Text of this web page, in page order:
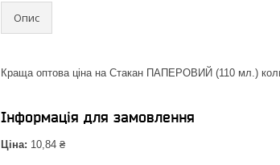
Опис
Краща оптова ціна на Стакан ПАПЕРОВИЙ (110 мл.)
Інформація для замовлення
Ціна: 10,84 ₴